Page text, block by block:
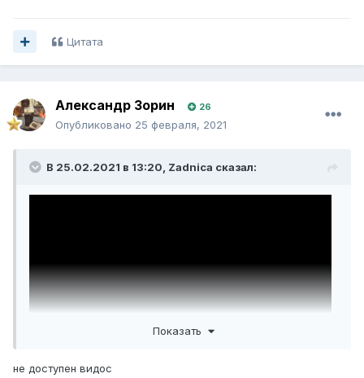
Цитата
Александр Зорин 26
Опубликовано 25 февраля, 2021
В 25.02.2021 в 13:20, Zadnica сказал:
Показать
не доступен видос